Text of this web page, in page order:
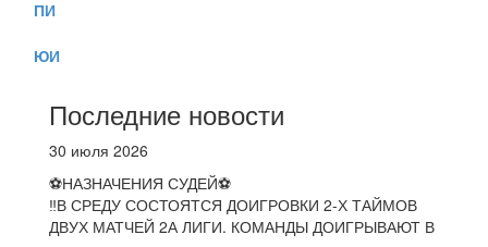
ПИ
ЮИ
Последние новости
30 июля 2026
⚽НАЗНАЧЕНИЯ СУДЕЙ⚽
‼В СРЕДУ СОСТОЯТСЯ ДОИГРОВКИ 2-Х ТАЙМОВ
ДВУХ МАТЧЕЙ 2А ЛИГИ. КОМАНДЫ ДОИГРЫВАЮТ В